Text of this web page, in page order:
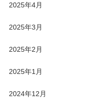
2025年4月
2025年3月
2025年2月
2025年1月
2024年12月